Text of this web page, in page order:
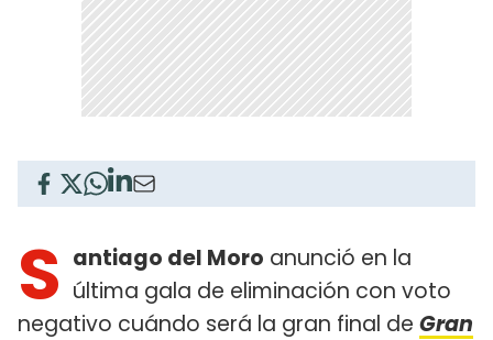
S antiago del Moro anunció en la
última gala de eliminación con voto
negativo cuándo será la gran final de Gran